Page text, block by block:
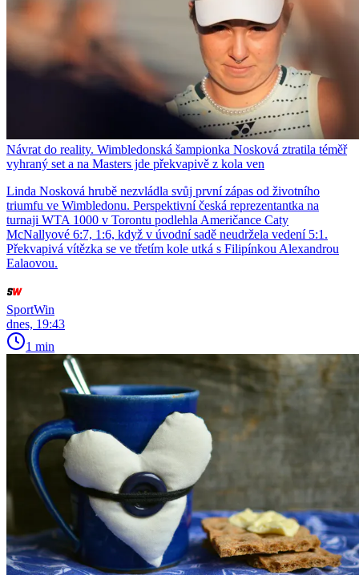
Návrat do reality. Wimbledonská šampionka Nosková ztratila téměř
vyhraný set a na Masters jde překvapivě z kola ven
Linda Nosková hrubě nezvládla svůj první zápas od životního
triumfu ve Wimbledonu. Perspektivní česká reprezentantka na
turnaji WTA 1000 v Torontu podlehla Američance Caty
McNallyové 6:7, 1:6, když v úvodní sadě neudržela vedení 5:1.
Překvapivá vítězka se ve třetím kole utká s Filipínkou Alexandrou
Ealaovou.
SportWin
dnes, 19:43
1 min